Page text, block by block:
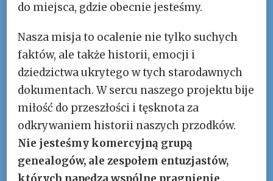
do miejsca, gdzie obecnie jesteśmy.
Nasza misja to ocalenie nie tylko suchych
faktów, ale także historii, emocji i
dziedzictwa ukrytego w tych starodawnych
dokumentach. W sercu naszego projektu bije
miłość do przeszłości i tęsknota za
odkrywaniem historii naszych przodków.
Nie jesteśmy komercyjną grupą
genealogów, ale zespołem entuzjastów,